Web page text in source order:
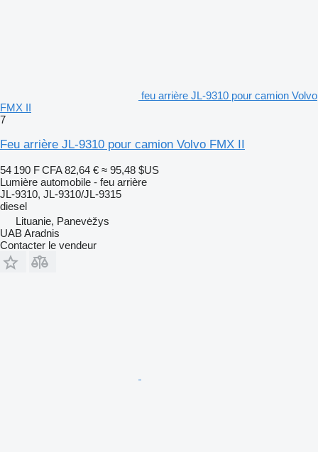
feu arrière JL-9310 pour camion Volvo
FMX II
7
Feu arrière JL-9310 pour camion Volvo FMX II
54 190 F CFA 82,64 € ≈ 95,48 $US
Lumière automobile - feu arrière
JL-9310, JL-9310/JL-9315
diesel
Lituanie, Panevėžys
UAB Aradnis
Contacter le vendeur